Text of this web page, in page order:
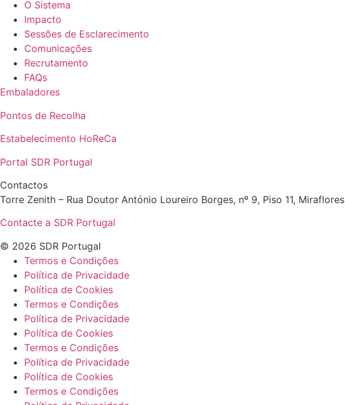
O Sistema
Impacto
Sessões de Esclarecimento
Comunicações
Recrutamento
FAQs
Embaladores
Pontos de Recolha
Estabelecimento HoReCa
Portal SDR Portugal
Contactos
Torre Zenith – Rua Doutor António Loureiro Borges, nº 9, Piso 11, Miraflores
Contacte a SDR Portugal
© 2026 SDR Portugal
Termos e Condições
Política de Privacidade
Política de Cookies
Termos e Condições
Política de Privacidade
Política de Cookies
Termos e Condições
Política de Privacidade
Política de Cookies
Termos e Condições